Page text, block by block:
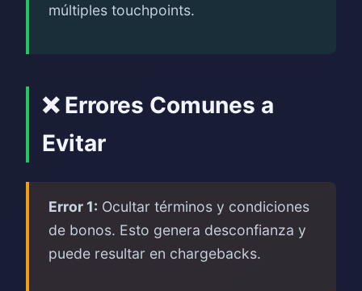
múltiples touchpoints.
❌ Errores Comunes a
Evitar
Error 1: Ocultar términos y condiciones
de bonos. Esto genera desconfianza y
puede resultar en chargebacks.